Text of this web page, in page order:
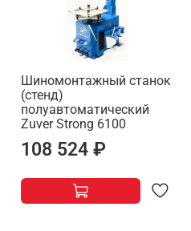
Шиномонтажный станок
(стенд)
полуавтоматический
Zuver Strong 6100
108 524 ₽